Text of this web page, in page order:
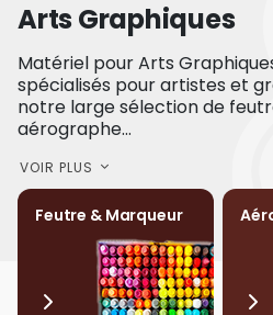
Arts Graphiques
Matériel pour Arts
spécialisés pour artistes et
notre large sélection de
aérographe...
VOIR PLUS
Feutre & Marqueur